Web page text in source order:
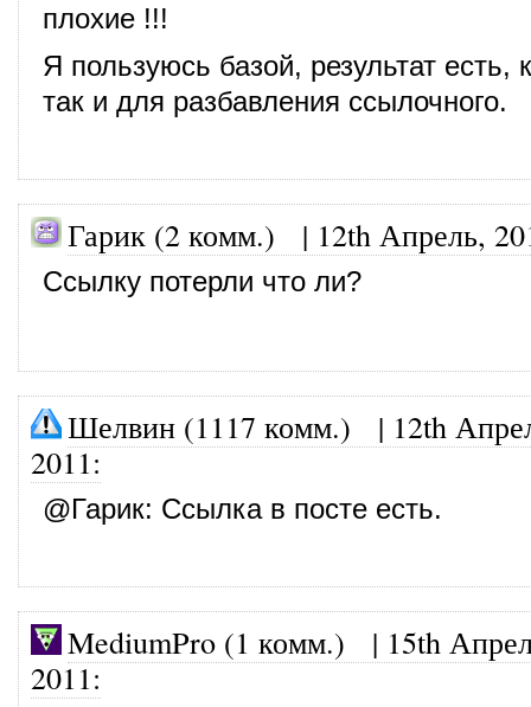
плохие !!!
Я пользуюсь базой, результат есть,
так и для разбавления ссылочного.
Гарик (2 комм.) | 12th Апрель,
Ссылку потерли что ли?
Шелвин (1117 комм.) | 12th
2011:
@Гарик: Ссылка в посте есть.
MediumPro (1 комм.) | 15th
2011: